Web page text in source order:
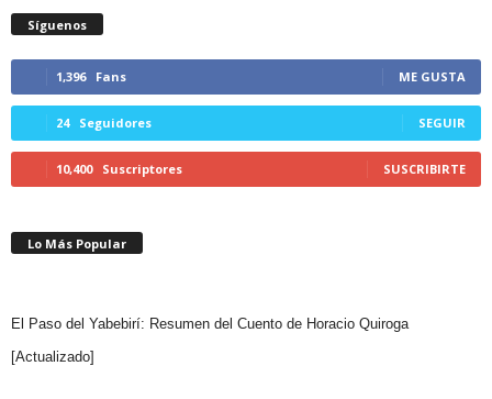
Síguenos
1,396 Fans ME GUSTA
24 Seguidores SEGUIR
10,400 Suscriptores SUSCRIBIRTE
Lo Más Popular
El Paso del Yabebirí: Resumen del Cuento de Horacio Quiroga
[Actualizado]